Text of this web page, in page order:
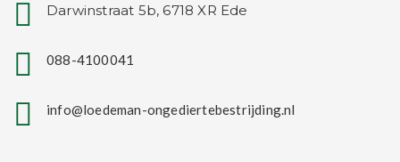
Darwinstraat 5b, 6718 XR Ede
088-4100041
info@loedeman-ongediertebestrijding.nl